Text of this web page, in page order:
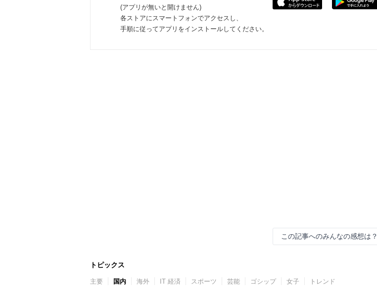
(アプリが無いと開けません)
各ストアにスマートフォンでアクセスし、
手順に従ってアプリをインストールしてください。
この記事へのみんなの感想は？
トピックス
主要 国内 海外 IT 経済 スポーツ 芸能 ゴシップ 女子 トレンド